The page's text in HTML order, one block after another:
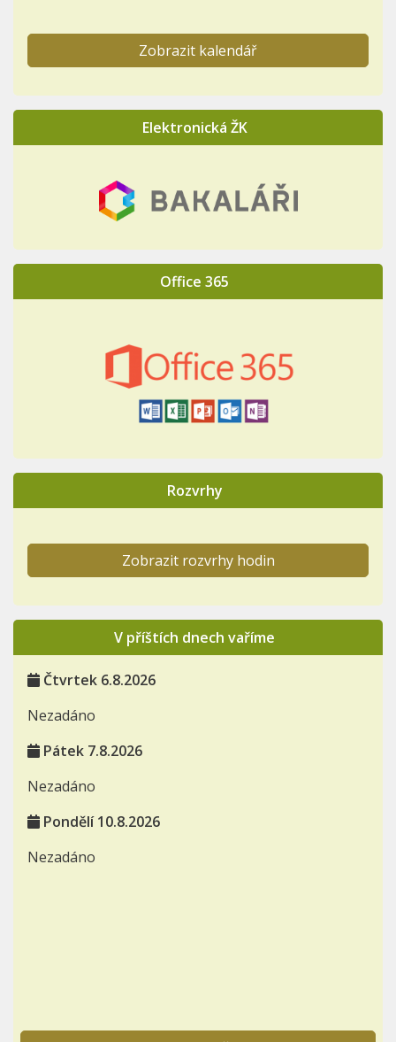
Zobrazit kalendář
Elektronická ŽK
Office 365
Rozvrhy
Zobrazit rozvrhy hodin
V příštích dnech vaříme
Čtvrtek 6.8.2026
Nezadáno
Pátek 7.8.2026
Nezadáno
Pondělí 10.8.2026
Nezadáno